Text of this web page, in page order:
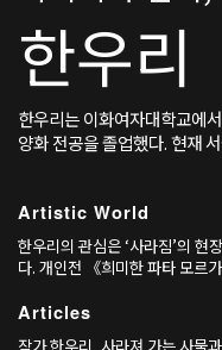
한우리
한우리는 이화여자대학교에
양화 전공을 졸업했다. 현재
Artistic World
한우리의 관심은 ‘사라짐’의 현
다. 개인전 《희미한 파타 모르
2020)에서 그는 일련의 장면들을
Articles